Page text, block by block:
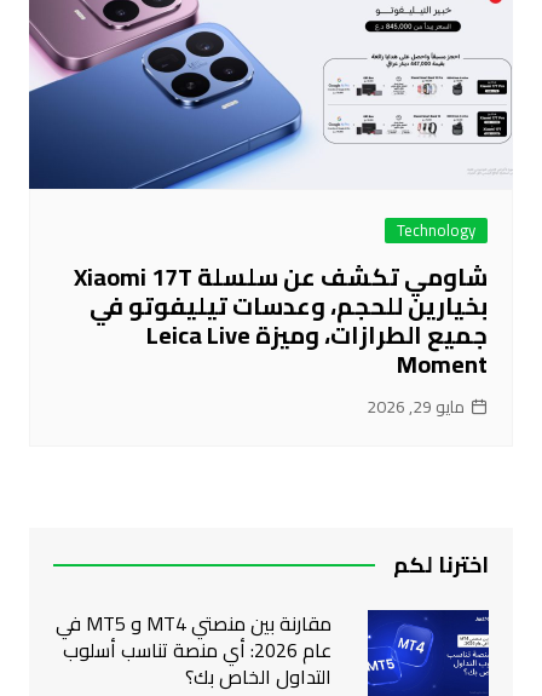
Technology
شاومي تكشف عن سلسلة Xiaomi 17T
بخيارين للحجم، وعدسات تيليفوتو في
جميع الطرازات، وميزة Leica Live
Moment
مايو 29, 2026
اخترنا لكم
مقارنة بين منصتي MT4 و MT5 في
عام 2026: أي منصة تناسب أسلوب
التداول الخاص بك؟